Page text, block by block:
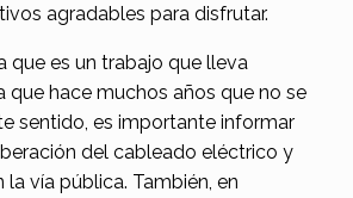
agradables para disfrutar.
que es un trabajo que lleva
que hace muchos años que no se
sentido, es importante informar
del cableado eléctrico y
la vía pública. También, en